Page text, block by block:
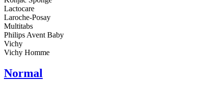
Lactocare
Laroche-Posay
Multitabs
Philips Avent Baby
Vichy
Vichy Homme
Normal